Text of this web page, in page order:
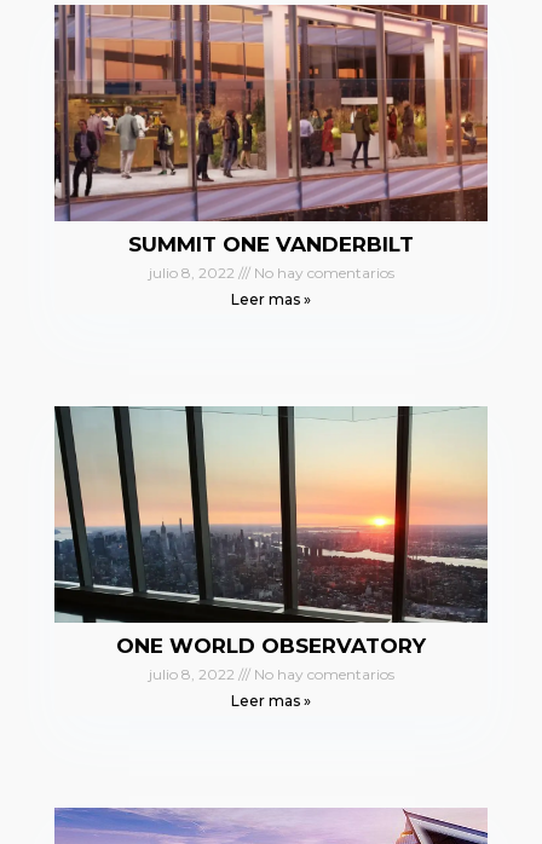
SUMMIT ONE VANDERBILT
julio 8, 2022
No hay comentarios
Leer mas »
ONE WORLD OBSERVATORY
julio 8, 2022
No hay comentarios
Leer mas »